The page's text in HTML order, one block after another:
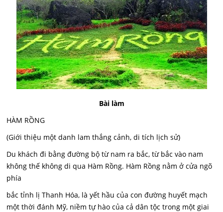
Bài làm
HÀM RỒNG
(Giới thiệu một danh lam thắng cảnh, di tích lịch sử)
Du khách đi bằng đường bộ từ nam ra bắc, từ bắc vào nam
không thế không di qua Hàm Rồng. Hàm Rồng nằm ở cửa ngõ
phía
bắc tỉnh lị Thanh Hóa, là yết hầu của con đường huyết mạch
một thời đánh Mỹ, niềm tự hào của cả dân tộc trong một giai